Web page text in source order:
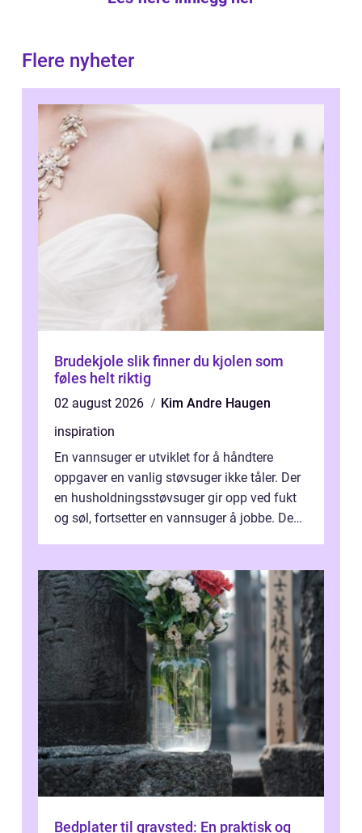
Flere nyheter
Brudekjole slik finner du kjolen som
føles helt riktig
02 august 2026
Kim Andre Haugen
inspiration
En vannsuger er utviklet for å håndtere
oppgaver en vanlig støvsuger ikke tåler. Der
en husholdningsstøvsuger gir opp ved fukt
og søl, fortsetter en vannsuger å jobbe. Den
Bedplater til gravsted: En praktisk og